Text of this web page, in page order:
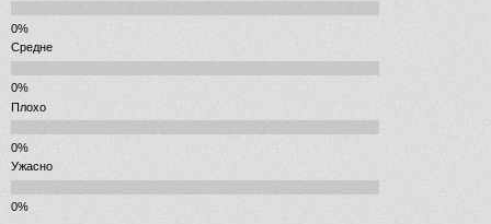
Средне
Плохо
Ужасно